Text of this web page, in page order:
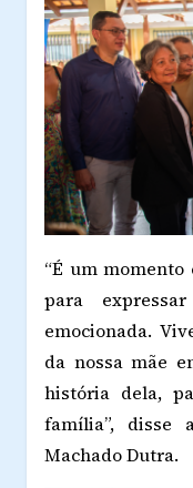
“É um
para
emocionada.
da nossa mãe
história dela,
família”, disse
Machado Dutra.